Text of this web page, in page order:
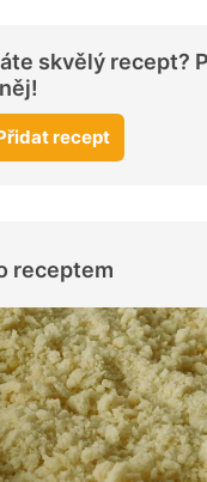
skvělý recept?
recept
receptem